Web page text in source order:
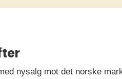
nysalg mot det norske